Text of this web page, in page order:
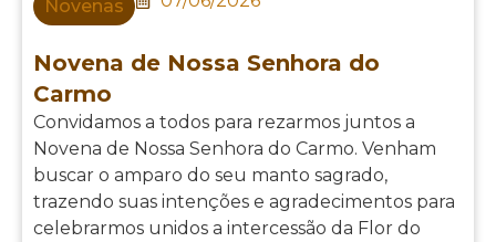
Novenas
Novena de Nossa Senhora do
Carmo
Convidamos a todos para rezarmos juntos a
Novena de Nossa Senhora do Carmo. Venham
buscar o amparo do seu manto sagrado,
trazendo suas intenções e agradecimentos para
celebrarmos unidos a intercessão da Flor do